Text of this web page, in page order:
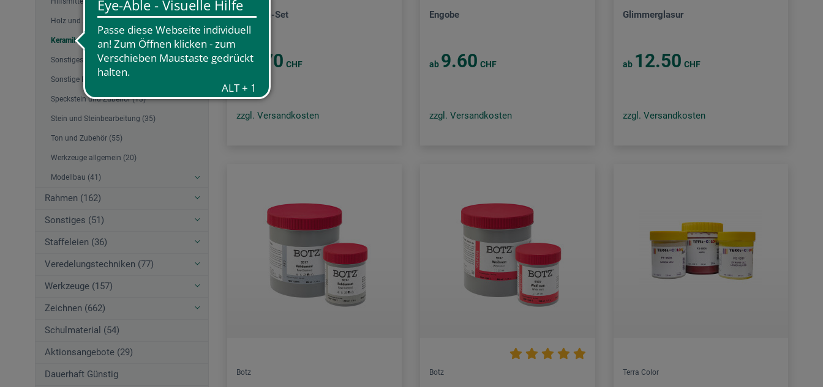
Holz und Zubehör (55)
Keramik und Glasuren (10)
Sonstiges Holz, Ton, Speckstein (1)
Sonstige Formmassen und Zubehör (78)
Speckstein und Zubehör (13)
Stein und Steinbearbeitung (35)
Ton und Zubehör (55)
Werkzeuge allgemein (20)
Modellbau (41)
Rahmen (162)
Sonstiges (51)
Staffeleien (36)
Veredelungstechniken (77)
Werkzeuge (157)
Zeichnen (662)
Schulmaterial (54)
Aktionsangebote (29)
Dauerhaft Günstig
Engoben-Set
53.70 CHF
zzgl. Versandkosten
Engobe
ab 9.60 CHF
zzgl. Versandkosten
Glimmerglasur
ab 12.50 CHF
zzgl. Versandkosten
Botz Botz Terra Color